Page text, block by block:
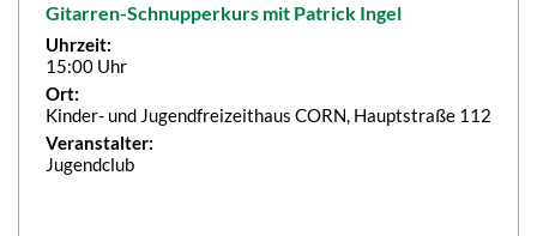
Gitarren-Schnupperkurs mit Patrick Ingel
Uhrzeit:
15:00 Uhr
Ort:
Kinder- und Jugendfreizeithaus CORN, Hauptstraße 112
Veranstalter:
Jugendclub